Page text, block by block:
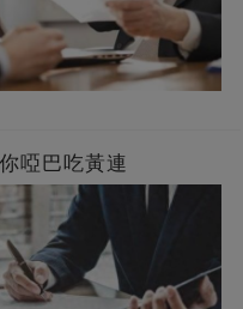
啞巴吃黃連